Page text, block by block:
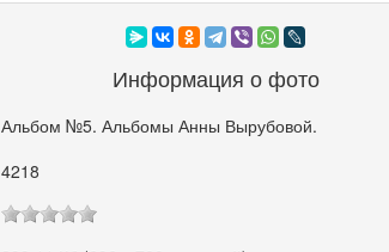
Информация о фото
Альбом №5. Альбомы Анны Вырубовой.
4218